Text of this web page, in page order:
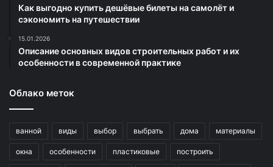
Как выгодно купить дешёвые билеты на самолёт и
сэкономить на путешествии
15.01.2026
Описание основных видов строительных работ и их
особенности в современной практике
Облако меток
ванной виды выбор выбрать дома материалы
окна особенности пластиковые построить